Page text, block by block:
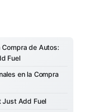
Compra de Autos:
Fuel
en la Compra
Just Add Fuel